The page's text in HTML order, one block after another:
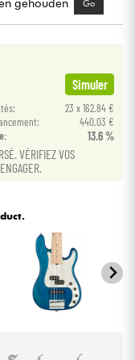
gehouden Go
Simuler
23 x 162.84 €
440.03 €
13.6 %
VÉRIFIEZ VOS